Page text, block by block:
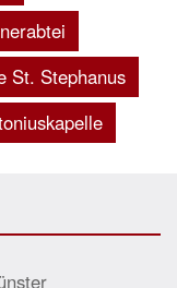
St. Stephanus